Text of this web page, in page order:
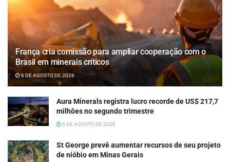
França cria comissão para ampliar cooperação com o
Brasil em minerais críticos
6 DE AGOSTO DE 2026
Aura Minerals registra lucro recorde de US$ 217,7
milhões no segundo trimestre
6 DE AGOSTO DE 2026
St George prevê aumentar recursos de seu projeto
de nióbio em Minas Gerais